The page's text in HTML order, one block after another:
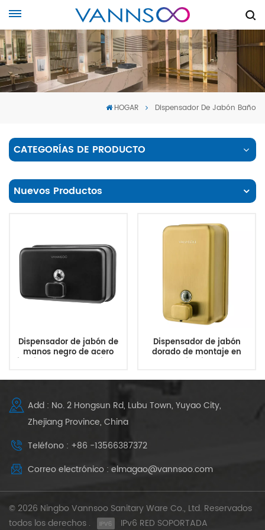
HOGAR Dispensador De Jabón Baño
CATEGORÍAS DE PRODUCTO
Nuevos Productos
Dispensador de jabón de
manos negro de acero
inoxidable de montaje en
Dispensador de jabón
dorado de montaje en
pared del fabricante de la
Add : No. 2 Hongsun Rd, Lubu Town, Yuyao City,
Zhejiang Province, China
Teléfono : +86 -13566387372
Correo electrónico : elmagao@vannsoo.com
© 2026 Ningbo Vannsoo Sanitary Ware Co., Ltd. Reservados
todos los derechos .
IPv6 RED SOPORTADA